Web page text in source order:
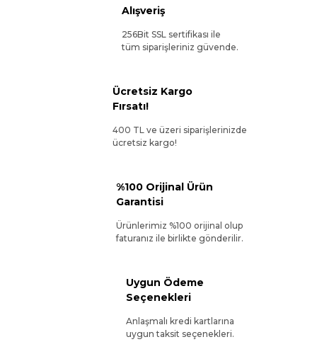
Alışveriş
256Bit SSL sertifikası ile
tüm siparişleriniz güvende.
Ücretsiz Kargo
Fırsatı!
400 TL ve üzeri siparişlerinizde
ücretsiz kargo!
%100 Orijinal Ürün
Garantisi
Ürünlerimiz %100 orijinal olup
faturanız ile birlikte gönderilir.
Uygun Ödeme
Seçenekleri
Anlaşmalı kredi kartlarına
uygun taksit seçenekleri.